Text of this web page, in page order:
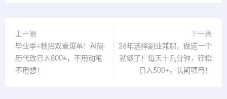
上一篇
毕业季+秋招双重爆单！AI简
历代改日入800+，不用动笔
不用想！
下一篇
26年选择副业兼职，做这一个
就够了！每天十几分钟，轻松
日入500+，长期项目！